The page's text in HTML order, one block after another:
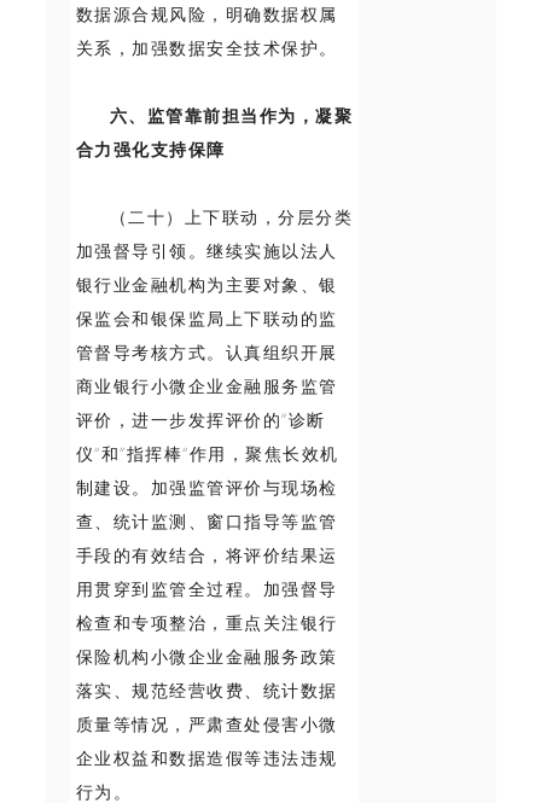
数据源合规风险，明确数据权属
关系，加强数据安全技术保护。
六、监管靠前担当作为，凝聚
合力强化支持保障
（二十）上下联动，分层分类
加强督导引领。继续实施以法人
银行业金融机构为主要对象、银
保监会和银保监局上下联动的监
管督导考核方式。认真组织开展
商业银行小微企业金融服务监管
评价，进一步发挥评价的“诊断
仪”和“指挥棒”作用，聚焦长效机
制建设。加强监管评价与现场检
查、统计监测、窗口指导等监管
手段的有效结合，将评价结果运
用贯穿到监管全过程。加强督导
检查和专项整治，重点关注银行
保险机构小微企业金融服务政策
落实、规范经营收费、统计数据
质量等情况，严肃查处侵害小微
企业权益和数据造假等违法违规
行为。